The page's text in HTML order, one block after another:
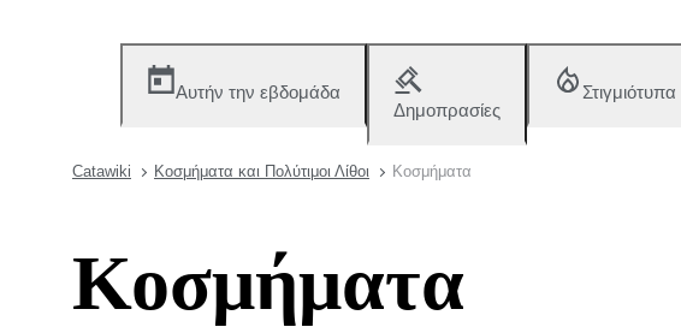
Αυτήν την εβδομάδα
Δημοπρασίες
Στιγμιότυπα
Catawiki Κοσμήματα και Πολύτιμοι Λίθοι Κοσμήματα
Κοσμήματα